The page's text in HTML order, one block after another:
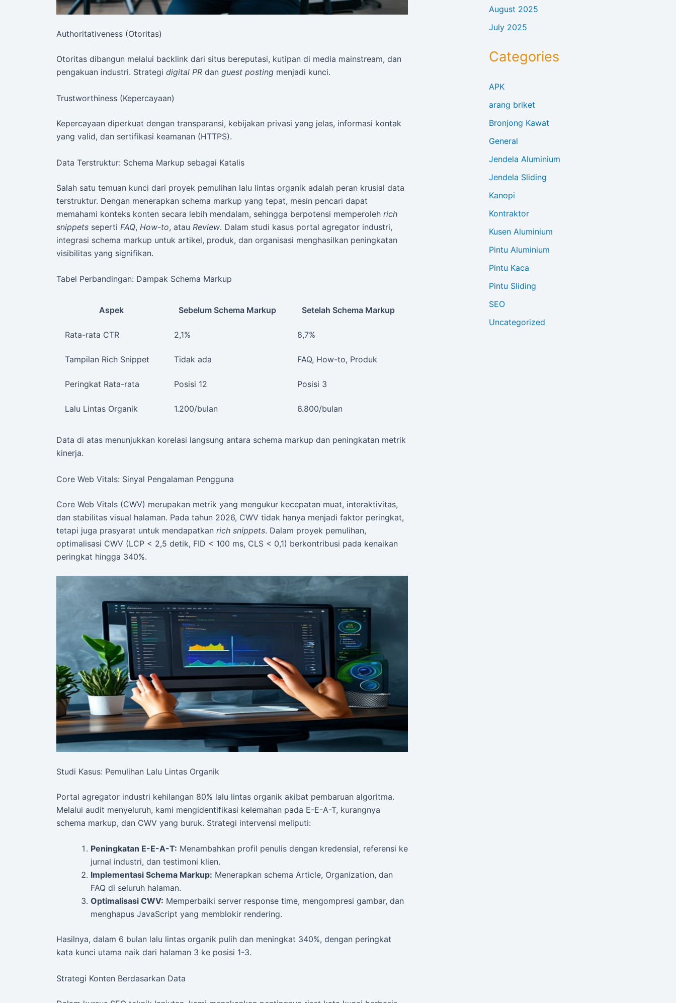
Authoritativeness (Otoritas)
Otoritas dibangun melalui backlink dari situs bereputasi, kutipan di media mainstream, dan
pengakuan industri. Strategi digital PR dan guest posting menjadi kunci.
Trustworthiness (Kepercayaan)
Kepercayaan diperkuat dengan transparansi, kebijakan privasi yang jelas, informasi kontak
yang valid, dan sertifikasi keamanan (HTTPS).
Data Terstruktur: Schema Markup sebagai Katalis
Salah satu temuan kunci dari proyek pemulihan lalu lintas organik adalah peran krusial data
terstruktur. Dengan menerapkan schema markup yang tepat, mesin pencari dapat
memahami konteks konten secara lebih mendalam, sehingga berpotensi memperoleh rich
snippets seperti FAQ, How-to, atau Review. Dalam studi kasus portal agregator industri,
integrasi schema markup untuk artikel, produk, dan organisasi menghasilkan peningkatan
visibilitas yang signifikan.
Tabel Perbandingan: Dampak Schema Markup
Aspek Sebelum Schema Markup Setelah Schema Markup
Rata-rata CTR 2,1% 8,7%
Tampilan Rich Snippet Tidak ada FAQ, How-to, Produk
Peringkat Rata-rata Posisi 12 Posisi 3
Lalu Lintas Organik 1.200/bulan 6.800/bulan
Data di atas menunjukkan korelasi langsung antara schema markup dan peningkatan metrik
kinerja.
Core Web Vitals: Sinyal Pengalaman Pengguna
Core Web Vitals (CWV) merupakan metrik yang mengukur kecepatan muat, interaktivitas,
dan stabilitas visual halaman. Pada tahun 2026, CWV tidak hanya menjadi faktor peringkat,
tetapi juga prasyarat untuk mendapatkan rich snippets. Dalam proyek pemulihan,
optimalisasi CWV (LCP < 2,5 detik, FID < 100 ms, CLS < 0,1) berkontribusi pada kenaikan
peringkat hingga 340%.
Studi Kasus: Pemulihan Lalu Lintas Organik
Portal agregator industri kehilangan 80% lalu lintas organik akibat pembaruan algoritma.
Melalui audit menyeluruh, kami mengidentifikasi kelemahan pada E-E-A-T, kurangnya
schema markup, dan CWV yang buruk. Strategi intervensi meliputi:
Peningkatan E-E-A-T: Menambahkan profil penulis dengan kredensial, referensi ke
jurnal industri, dan testimoni klien.
Implementasi Schema Markup: Menerapkan schema Article, Organization, dan
FAQ di seluruh halaman.
Optimalisasi CWV: Memperbaiki server response time, mengompresi gambar, dan
menghapus JavaScript yang memblokir rendering.
Hasilnya, dalam 6 bulan lalu lintas organik pulih dan meningkat 340%, dengan peringkat
kata kunci utama naik dari halaman 3 ke posisi 1-3.
Strategi Konten Berdasarkan Data
August 2025
July 2025
Categories
APK
arang briket
Bronjong Kawat
General
Jendela Aluminium
Jendela Sliding
Kanopi
Kontraktor
Kusen Aluminium
Pintu Aluminium
Pintu Kaca
Pintu Sliding
SEO
Uncategorized